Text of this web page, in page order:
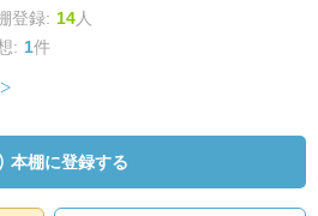
登録: 14人
: 1件
本棚に登録する